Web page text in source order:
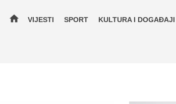
home VIJESTI SPORT KULTURA I DOGAĐAJI